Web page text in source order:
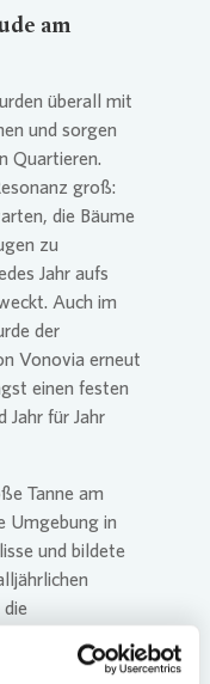
am
überall mit
und sorgen
Quartieren.
groß:
die Bäume
zu
Jahr aufs
Auch im
der
Vonovia erneut
einen festen
Jahr für Jahr
Tanne am
Umgebung in
und bildete